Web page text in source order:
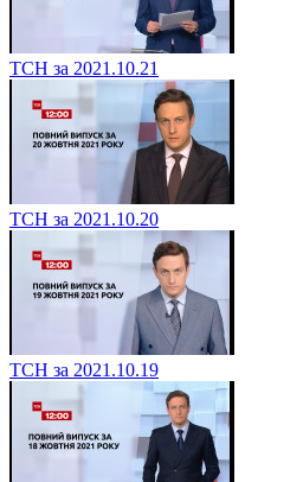
ТСН за 2021.10.21
ТСН за 2021.10.20
ТСН за 2021.10.19